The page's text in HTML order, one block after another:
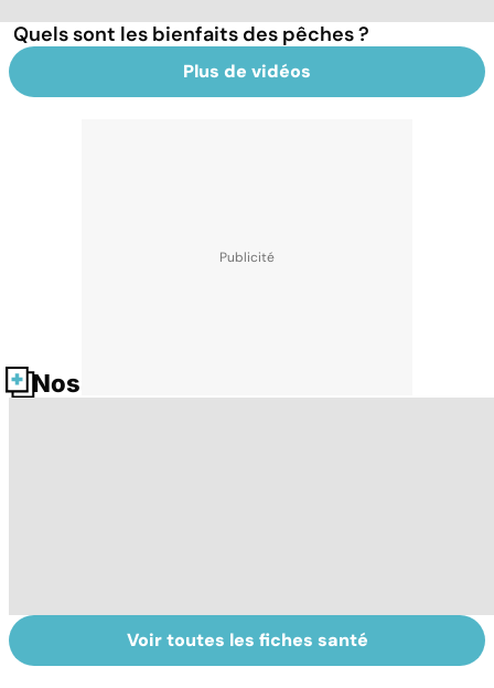
Quels sont les bienfaits des pêches ?
Plus de vidéos
Nos fiches santé
Staphylocoque
doré : une
Le magnésium,
un oligo-élément
Voir toutes les fiches santé